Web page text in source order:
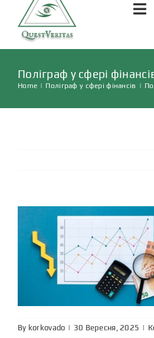
КОНТАКТИ
Поліграф у сфері
Home | Поліграф у сфері фінансів |
By korkovado | |